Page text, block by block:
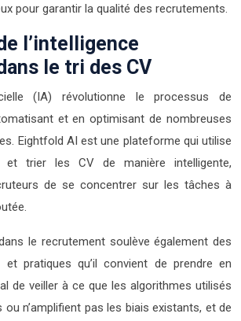
pour garantir la qualité des recrutements.
l’intelligence
le tri des CV
(IA) révolutionne le processus de
et en optimisant de nombreuses
Eightfold AI est une plateforme qui utilise
et trier les CV de manière intelligente,
de se concentrer sur les tâches à
le recrutement soulève également des
et pratiques qu’il convient de prendre en
de veiller à ce que les algorithmes utilisés
n’amplifient pas les biais existants, et de